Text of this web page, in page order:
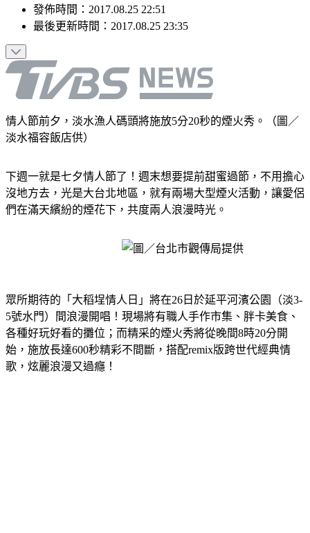
發佈時間： 2017.08.25 22:51
最後更新時間： 2017.08.25 23:35
情人節前夕，淡水漁人碼頭將施放5分20秒的煙火秀。（圖／
淡水福容飯店供）
下週一就是七夕情人節了！週末想要提前甜蜜過節，不用擔心
沒地方去，光是大台北地區，就有兩場大型煙火活動，讓愛侶
們在滿天繽紛的煙花下，共度兩人浪漫時光。
眾所期待的「大稻埕情人日」將在26日於延平河濱公園（淡3-
5號水門）間浪漫開唱！現場將有職人手作市集、胖卡美食、
各種好玩好看的攤位；而精采的煙火秀將從晚間8時20分開
始，施放長達600秒精彩不間斷，搭配remix版跨世代經典情
歌，炫麗浪漫又過癮！